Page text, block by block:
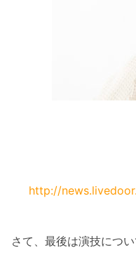
http://
さて、最後は演技につ